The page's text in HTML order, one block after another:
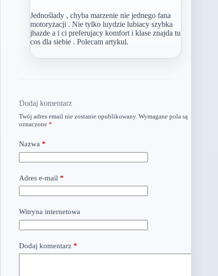
Jednoślady , chyba marzenie nie jednego fana
motoryzacji . Nie tylko luydzie lubiacy szybka
jhazde a i ci preferujacy komfort i klase znajda tu
cos dla siebie . Polecam artykul.
Dodaj komentarz
Twój adres email nie zostanie opublikowany. Wymagane pola są
oznaczone *
Nazwa *
Adres e-mail *
Witryna internetowa
Dodaj komentarz *